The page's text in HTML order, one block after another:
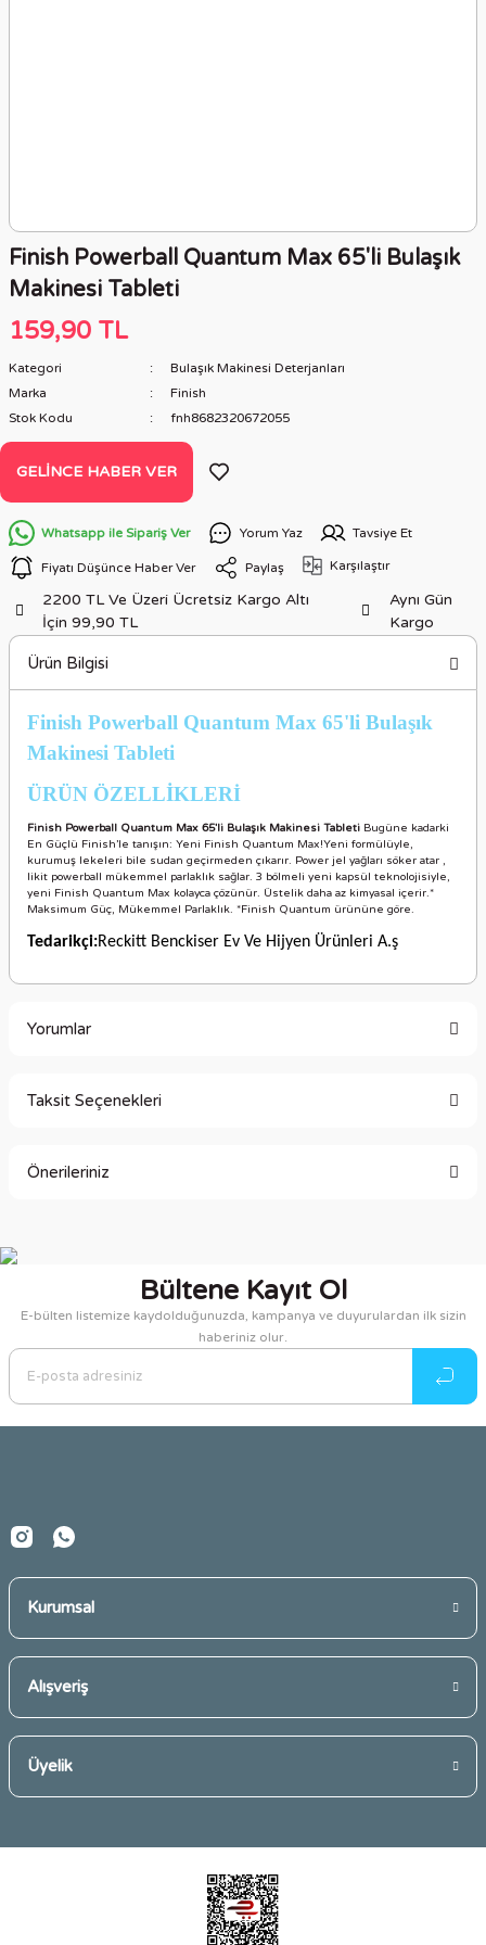
Finish Powerball Quantum Max 65'li Bulaşık
Makinesi Tableti
159,90 TL
Kategori
Bulaşık Makinesi Deterjanları
Marka
Finish
Stok Kodu
fnh8682320672055
GELINCE HABER VER
Whatsapp ile Sipariş Ver Yorum Yaz Tavsiye Et
Fiyatı Düşünce Haber Ver Paylaş Karşılaştır
2200 TL Ve Üzeri Ücretsiz Kargo Altı
İçin 99,90 TL
Aynı Gün
Kargo
Ürün Bilgisi
Finish Powerball Quantum Max 65'li Bulaşık
Makinesi Tableti
ÜRÜN ÖZELLİKLERİ
Finish Powerball Quantum Max 65'li Bulaşık Makinesi Tableti Bugüne kadarki
En Güçlü Finish’le tanışın: Yeni Finish Quantum Max!Yeni formülüyle,
kurumuş lekeleri bile sudan geçirmeden çıkarır. Power jel yağları söker atar ,
likit powerball mükemmel parlaklık sağlar. 3 bölmeli yeni kapsül teknolojisiyle,
yeni Finish Quantum Max kolayca çözünür. Üstelik daha az kimyasal içerir.*
Maksimum Güç, Mükemmel Parlaklık. *Finish Quantum ürününe göre.
Tedarikçi:Reckitt Benckiser Ev Ve Hijyen Ürünleri A.ş
Yorumlar
Taksit Seçenekleri
Önerileriniz
Görüş ve önerileriniz için teşekkür ederiz.
Ürün resmi kalitesiz, bozuk veya görüntülenemiyor.
Ürün açıklamasında eksik bilgiler bulunuyor.
Ürün bilgilerinde hatalar bulunuyor.
Bültene Kayıt Ol
E-bülten listemize kaydolduğunuzda, kampanya ve duyurulardan ilk sizin
haberiniz olur.
Kurumsal
Alışveriş
Üyelik